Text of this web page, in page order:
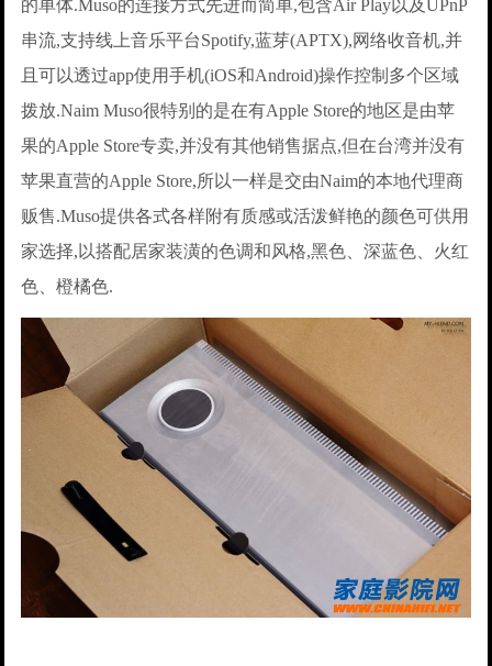
的单体.Muso的连接方式先进而简单,包含Air Play以及UPnP
串流,支持线上音乐平台Spotify,蓝芽(APTX),网络收音机,并
且可以透过app使用手机(iOS和Android)操作控制多个区域
拨放.Naim Muso很特别的是在有Apple Store的地区是由苹
果的Apple Store专卖,并没有其他销售据点,但在台湾并没有
苹果直营的Apple Store,所以一样是交由Naim的本地代理商
贩售.Muso提供各式各样附有质感或活泼鲜艳的颜色可供用
家选择,以搭配居家装潢的色调和风格,黑色、深蓝色、火红
色、橙橘色.